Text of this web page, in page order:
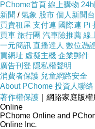
PChome首頁 線上購物
新聞 /氣象 股市 個人新聞台
買賣租屋 支付連 國際連 Pi
買車 旅行團 汽車險推薦 線
一元簡訊 直播達人 數位憑
買網址 虛擬主機 企業郵件
廣告刊登 隱私權聲明
消費者保護 兒童網路安全
About PChome 投資人聯絡
著作權保護 ｜網路家庭版
Online
PChome Online and
Online Inc.